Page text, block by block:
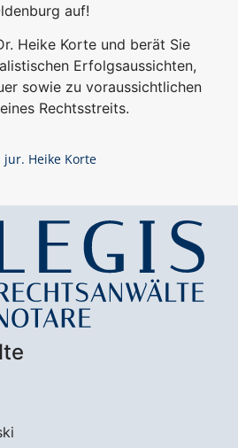
auf!
Heike Korte und berät Sie
Erfolgsaussichten,
sowie zu voraussichtlichen
Rechtsstreits.
jur. Heike Korte